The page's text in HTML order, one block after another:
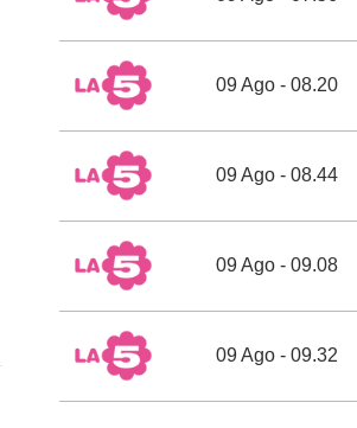
09 Ago - 08.20
09 Ago - 08.44
09 Ago - 09.08
09 Ago - 09.32